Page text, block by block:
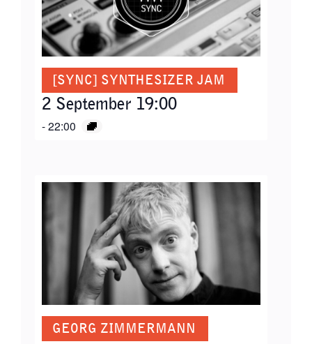
[SYNC] SYNTHESIZER JAM
2 September 19:00
-22:00
GEORG ZIMMERMANN